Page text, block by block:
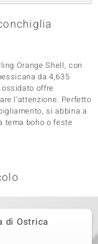
Orange Shell, con
da 4,635
offre
l'attenzione. Perfetto
si abbina a
tema boho o feste
di Ostrica